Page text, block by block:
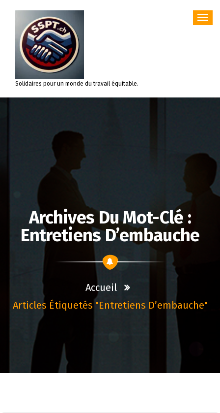
contenu
Solidaires pour un monde du travail équitable.
Archives Du Mot-Clé :
Entretiens D’embauche
Accueil
Articles Étiquetés "entretiens D’embauche"